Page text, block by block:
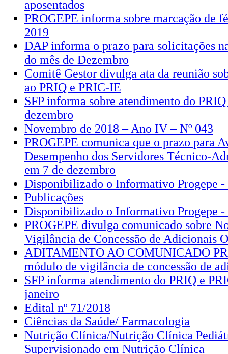
aposentados
PROGEPE informa sobre marcação de
2019
DAP informa o prazo para solicitações
do mês de Dezembro
Comitê Gestor divulga ata da reunião
ao PRIQ e PRIC-IE
SFP informa sobre atendimento do
dezembro
Novembro de 2018 – Ano IV – Nº 043
PROGEPE comunica que o prazo para
Desempenho dos Servidores Técnico-
em 7 de dezembro
Disponibilizado o Informativo Progepe -
Publicações
Disponibilizado o Informativo Progepe -
PROGEPE divulga comunicado sobre
Vigilância de Concessão de Adicionais
ADITAMENTO AO COMUNICADO
módulo de vigilância de concessão de
SFP informa atendimento do PRIQ e
janeiro
Edital nº 71/2018
Ciências da Saúde/ Farmacologia
Nutrição Clínica/Nutrição Clínica
Supervisionado em Nutrição Clínica